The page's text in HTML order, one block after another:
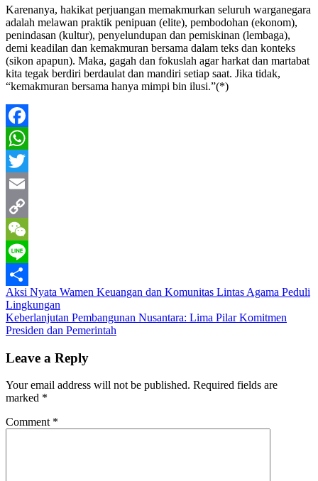
Karenanya, hakikat perjuangan memakmurkan seluruh warganegara
adalah melawan praktik penipuan (elite), pembodohan (ekonom),
penindasan (kultur), penyelundupan dan pemiskinan (lembaga),
demi keadilan dan kemakmuran bersama dalam teks dan konteks
(sikon apapun). Maka, gagah dan fokuslah agar harkat dan martabat
kita tegak berdiri berdaulat dan mandiri setiap saat. Jika tidak,
“kemakmuran bersama hanya mimpi bin ilusi.”(*)
Facebook
WhatsApp
Twitter
Email
Copy
Link
WeChat
Line
Share
Post
navigation
Aksi Nyata Wamen Keuangan dan Komunitas Lintas Agama Peduli
Lingkungan
Keberlanjutan Pembangunan Nusantara: Lima Pilar Komitmen
Presiden dan Pemerintah
Leave a Reply
Your email address will not be published. Required fields are
marked *
Comment *